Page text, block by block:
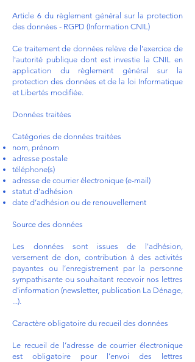
Article 6 du règlement général sur la protection
des données - RGPD (Information CNIL)
Ce traitement de données relève de l'exercice de
l'autorité publique dont est investie la CNIL en
application du règlement général sur la
protection des données et de la loi Informatique
et Libertés modifiée.
Données traitées
Catégories de données traitées
nom, prénom
adresse postale
téléphone(s)
adresse de courrier électronique (e-mail)
statut d'adhésion
date d’adhésion ou de renouvellement
Source des données
Les données sont issues de l'adhésion,
versement de don, contribution à des activités
payantes ou l’enregistrement par la personne
sympathisante ou souhaitant recevoir nos lettres
d'information (newsletter, publication La Dénage,
...).
Caractère obligatoire du recueil des données
Le recueil de l’adresse de courrier électronique
est obligatoire pour l’envoi des lettres